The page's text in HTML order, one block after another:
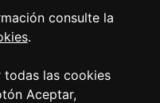
consulte la
.
todas las cookies
Aceptar,